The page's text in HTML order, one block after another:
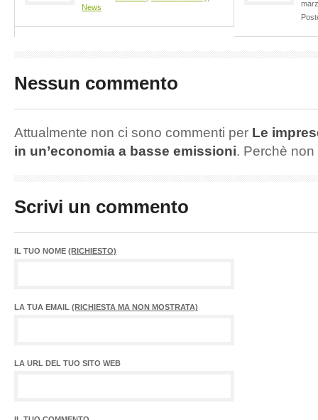
News
Nessun commento
Attualmente non ci sono commenti per Le
in un’economia a basse emissioni. Perchè
Scrivi un commento
IL TUO NOME (RICHIESTO)
LA TUA EMAIL (RICHIESTA MA NON MOSTRATA)
LA URL DEL TUO SITO WEB